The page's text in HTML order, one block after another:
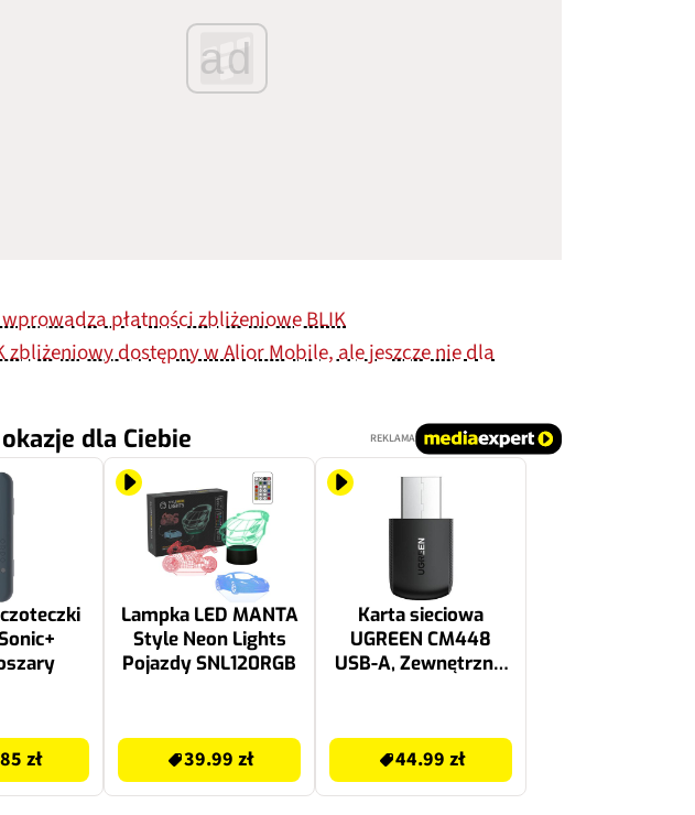
ad
płatności zbliżeniowe BLIK
zbliżeniowy dostępny w Alior Mobile, ale jeszcze nie dla
dla Ciebie REKLAMA
zł
Lampka LED MANTA
Style Neon Lights
Pojazdy SNL120RGB
39.99 zł
Karta sieciowa
UGREEN CM448
USB-A, Zewnętrzna,
44.99 zł